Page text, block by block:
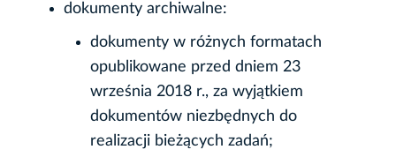
dokumenty archiwalne:
dokumenty w różnych formatach
opublikowane przed dniem 23
września 2018 r., za wyjątkiem
dokumentów niezbędnych do
realizacji bieżących zadań;